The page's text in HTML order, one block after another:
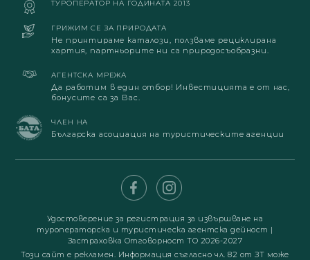
ТУРОПЕРАТОР НА ГОДИНАТА 2013
ГРИЖИМ СЕ ЗА ПРИРОДАТА
Не принтираме каталози, ползваме рециклирана
хартия, партньорите ни са природосъобразни.
АГЕНТСКА МРЕЖА
Да работим в един отбор! Инвестицията е от нас,
бонусите са за Вас.
ЧЛЕН НА
Българска асоциация на туристическите агенции
Удостоверение за регистрация за извършване на
туроператорска и туристическа агентска дейност |
Застраховка Отговорност ТО 2026-2027
Този сайт е рекламен. Информация съгласно чл. 82 от ЗТ може